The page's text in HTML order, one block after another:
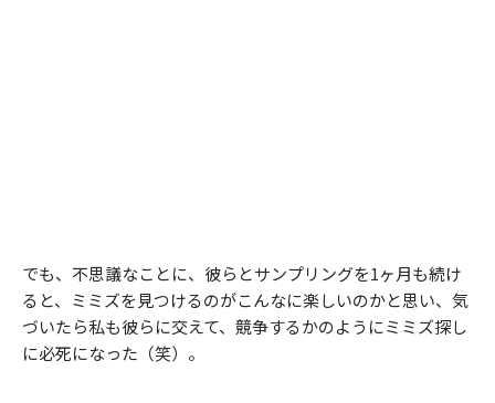
でも、不思議なことに、彼らとサンプリングを1ヶ月も続け
ると、ミミズを見つけるのがこんなに楽しいのかと思い、気
づいたら私も彼らに交えて、競争するかのようにミミズ探し
に必死になった（笑）。